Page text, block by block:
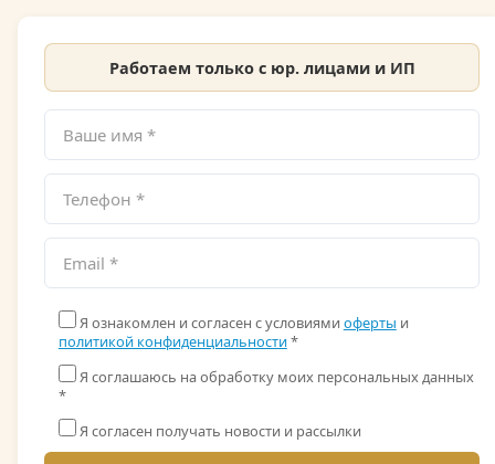
Работаем только с юр. лицами и ИП
Я ознакомлен и согласен с условиями оферты и
политикой конфиденциальности*
Я соглашаюсь на обработку моих персональных данных
*
Я согласен получать новости и рассылки